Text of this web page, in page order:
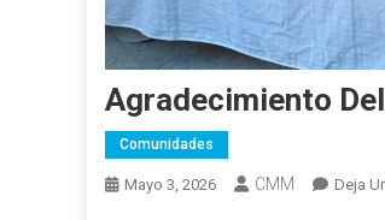
Agradecimiento
Comunidades
Mayo 3, 2026 CMM Deja